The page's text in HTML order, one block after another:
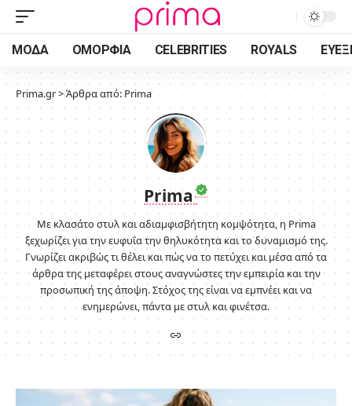
ΜΌΔΑ ΟΜΟΡΦΙΆ CELEBRITIES ROYALS
Prima.gr>Άρθρα από: Prima
Prima
Με κλασάτο στυλ και αδιαμφισβήτητη κομψότητα, η Prima
ξεχωρίζει για την ευφυΐα την θηλυκότητα και το δυναμισμό της.
Γνωρίζει ακριβώς τι θέλει και πώς να το πετύχει και μέσα από τα
άρθρα της μεταφέρει στους αναγνώστες την εμπειρία και την
προσωπική της άποψη. Στόχος της είναι να εμπνέει και να
ενημερώνει, πάντα με στυλ και φινέτσα.